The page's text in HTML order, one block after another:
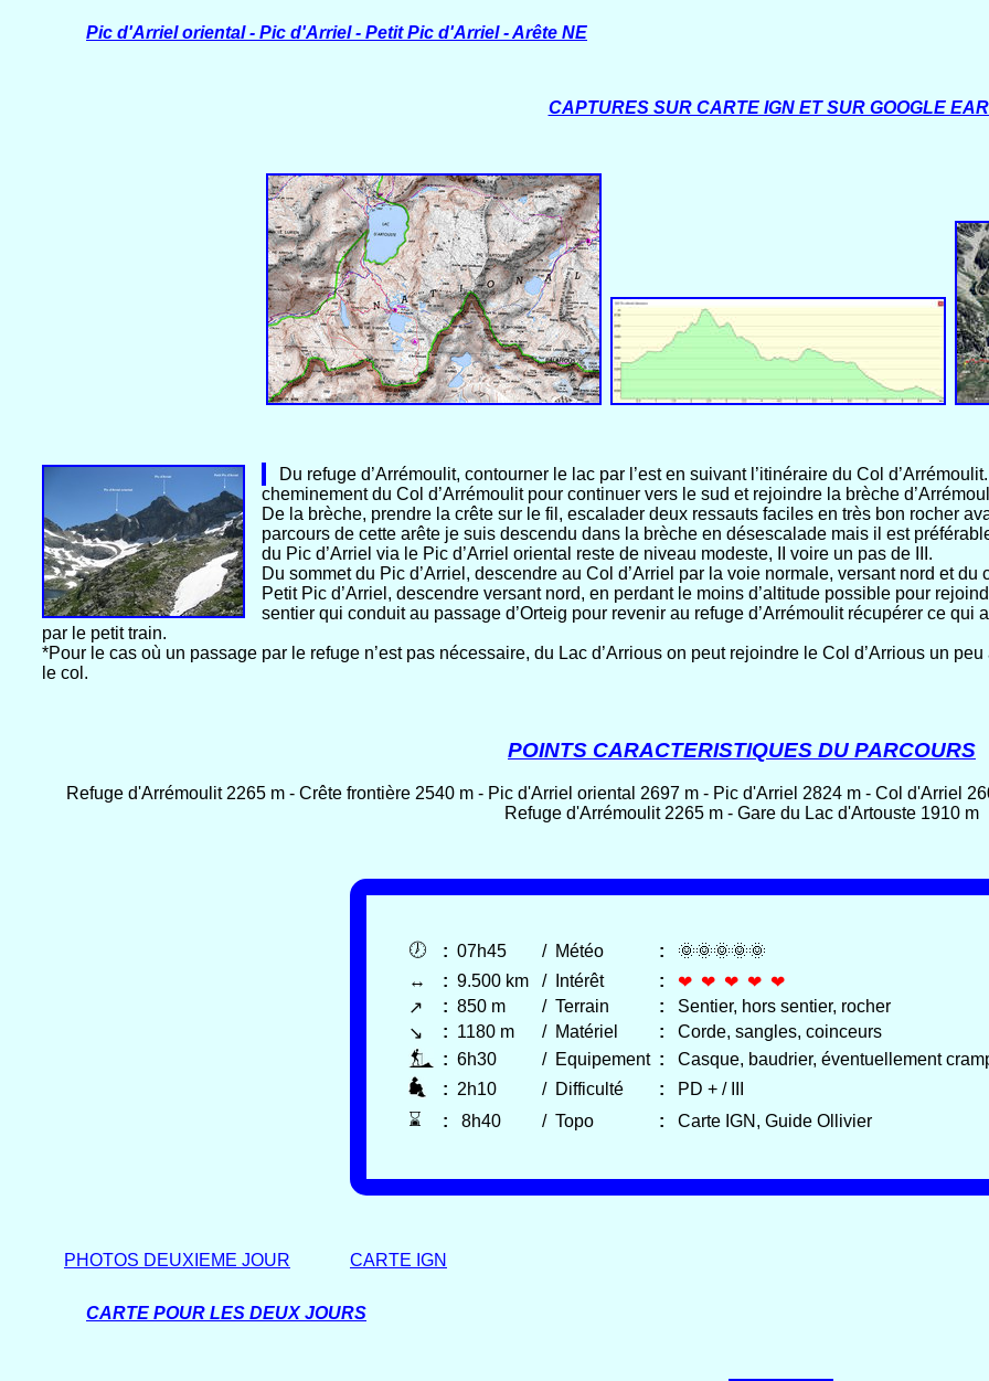
Pic d'Arriel oriental - Pic d'Arriel - Petit Pic d'Arriel - Arête NE
CAPTURES SUR CARTE IGN ET SUR GOOGLE
Du refuge d’Arrémoulit, contourner le lac par l’est en suivant l’itinéraire du Col
cheminement du Col d’Arrémoulit pour continuer vers le sud et rejoindre la brèche
De la brèche, prendre la crête sur le fil, escalader deux ressauts faciles en très bon rocher
parcours de cette arête je suis descendu dans la brèche en désescalade mais il est
du Pic d’Arriel via le Pic d’Arriel oriental reste de niveau modeste, II voire un pas de III.
Du sommet du Pic d’Arriel, descendre au Col d’Arriel par la voie normale, versant nord et
Petit Pic d’Arriel, descendre versant nord, en perdant le moins d’altitude possible pour
sentier qui conduit au passage d’Orteig pour revenir au refuge d’Arrémoulit récupérer ce
par le petit train.
*Pour le cas où un passage par le refuge n’est pas nécessaire, du Lac d’Arrious on peut rejoindre le Col d’Arrious un
le col.
POINTS CARACTERISTIQUES DU PARCOURS
Refuge d'Arrémoulit 2265 m - Crête frontière 2540 m - Pic d'Arriel oriental 2697 m - Pic d'Arriel 2824 m - Col d'Arriel
Refuge d'Arrémoulit 2265 m - Gare du Lac d'Artouste 1910 m
🕖 : 07h45 / Météo :
🌞🌞🌞🌞🌞
↔
: 9.500 km / Intérêt :
❤ ❤ ❤ ❤ ❤
↗
: 850 m / Terrain :
Sentier, hors sentier, rocher
↘
: 1180 m / Matériel :
Corde, sangles, coinceurs
: 6h30 / Equipement :
Casque, baudrier, éventuellement
: 2h10 / Difficulté :
PD + / III
⌛
: 8h40 / Topo : Carte IGN, Guide Ollivier
PHOTOS DEUXIEME JOUR CARTE IGN
CARTE POUR LES DEUX JOURS